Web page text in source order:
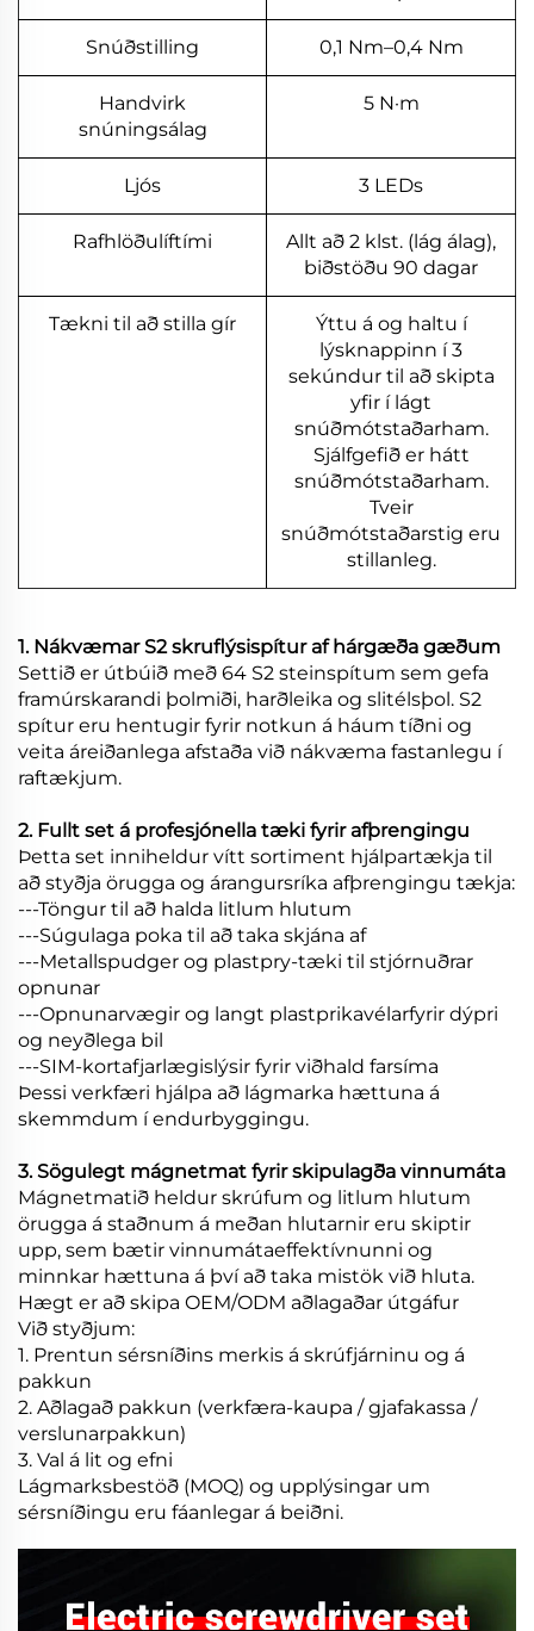
Snúðstilling 0,1 Nm–0,4 Nm
Handvirk
snúningsálag
5 N·m
Ljós 3 LEDs
Rafhlöðulíftími
Allt að 2 klst. (lág álag),
biðstöðu 90 dagar
Tækni til að stilla gír
Ýttu á og haltu í
lýsknappinn í 3
sekúndur til að skipta
yfir í lágt
snúðmótstaðarham.
Sjálfgefið er hátt
snúðmótstaðarham.
Tveir
snúðmótstaðarstig eru
stillanleg.
1. Nákvæmar S2 skruflýsispítur af hárgæða gæðum
Settið er útbúið með 64 S2 steinspítum sem gefa
framúrskarandi þolmiði, harðleika og slitélsþol. S2
spítur eru hentugir fyrir notkun á háum tíðni og
veita áreiðanlega afstaða við nákvæma fastanlegu í
raftækjum.
2. Fullt set á profesjónella tæki fyrir afþrengingu
Þetta set inniheldur vítt sortiment hjálpartækja til
að styðja örugga og árangursríka afþrengingu tækja:
---Töngur til að halda litlum hlutum
---Súgulaga poka til að taka skjána af
---Metallspudger og plastpry-tæki til stjórnuðrar
opnunar
---Opnunarvægir og langt plastprikavélarfyrir dýpri
og neyðlega bil
---SIM-kortafjarlægislýsir fyrir viðhald farsíma
Þessi verkfæri hjálpa að lágmarka hættuna á
skemmdum í endurbyggingu.
3. Sögulegt mágnetmat fyrir skipulagða vinnumáta
Mágnetmatið heldur skrúfum og litlum hlutum
örugga á staðnum á meðan hlutarnir eru skiptir
upp, sem bætir vinnumátaeffektívnunni og
minnkar hættuna á því að taka mistök við hluta.
Hægt er að skipa OEM/ODM aðlagaðar útgáfur
Við styðjum:
1. Prentun sérsníðins merkis á skrúfjárninu og á
pakkun
2. Aðlagað pakkun (verkfæra-kaupa / gjafakassa /
verslunarpakkun)
3. Val á lit og efni
Lágmarksbestöð (MOQ) og upplýsingar um
sérsníðingu eru fáanlegar á beiðni.